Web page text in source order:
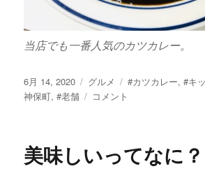
当店でも一番人気のカツカレー。
投
稿
6月 14, 2020
カ
テ
グルメ
タ
#カツカレー,#キ
神保町,#老舗
神
雄、
コメント
美味しいってなに？